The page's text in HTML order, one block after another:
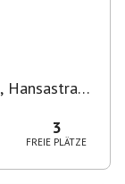
, Hansastraße
3
FREIE PLÄTZE